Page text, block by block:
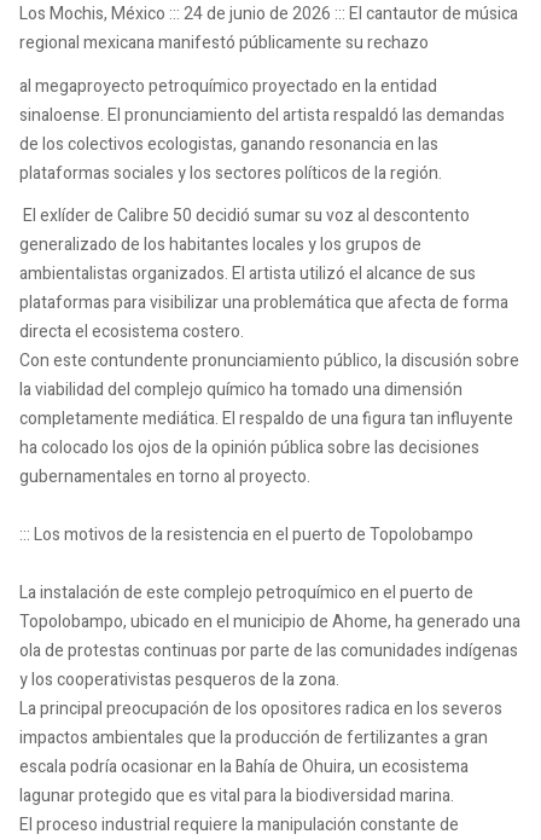
Los Mochis, México ::: 24 de junio de 2026 ::: El cantautor de música
regional mexicana manifestó públicamente su rechazo
al megaproyecto petroquímico proyectado en la entidad
sinaloense. El pronunciamiento del artista respaldó las demandas
de los colectivos ecologistas, ganando resonancia en las
plataformas sociales y los sectores políticos de la región.
El exlíder de Calibre 50 decidió sumar su voz al descontento
generalizado de los habitantes locales y los grupos de
ambientalistas organizados. El artista utilizó el alcance de sus
plataformas para visibilizar una problemática que afecta de forma
directa el ecosistema costero.
Con este contundente pronunciamiento público, la discusión sobre
la viabilidad del complejo químico ha tomado una dimensión
completamente mediática. El respaldo de una figura tan influyente
ha colocado los ojos de la opinión pública sobre las decisiones
gubernamentales en torno al proyecto.
::: Los motivos de la resistencia en el puerto de Topolobampo
La instalación de este complejo petroquímico en el puerto de
Topolobampo, ubicado en el municipio de Ahome, ha generado una
ola de protestas continuas por parte de las comunidades indígenas
y los cooperativistas pesqueros de la zona.
La principal preocupación de los opositores radica en los severos
impactos ambientales que la producción de fertilizantes a gran
escala podría ocasionar en la Bahía de Ohuira, un ecosistema
lagunar protegido que es vital para la biodiversidad marina.
El proceso industrial requiere la manipulación constante de